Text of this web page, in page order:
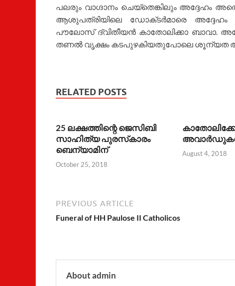
പലരും വാഗ്ദാനം ചെയ്തെങ്കിലും അദ്ദേഹം
ആശുപത്രിയിലെ ഡോക്‌ടർമാരെ
പൗലോസ് ദ്വിതീയൻ കാതോലിക്കാ ബാവാ.
തണൽ വൃക്ഷം കടപുഴകിയതുപോലെ ശൂന്യത
RELATED POSTS
25 ലക്ഷത്തിന്റെ ജെസിബി
സാഹിത്യ പുരസ്‌കാരം
ബെന്യാമിന്‌
October 25, 2018
അവാര്‍ഡുകള്‍
August 4, 2018
PREVIOUS ARTICLE
Funeral of HH Paulose II Catholicos
About admin